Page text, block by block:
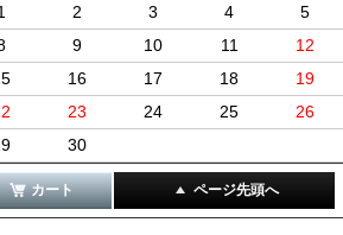
2 3 4
5
9 10 11
12
16 17 18
19
23 24 25
26
30
カート ページ先頭へ